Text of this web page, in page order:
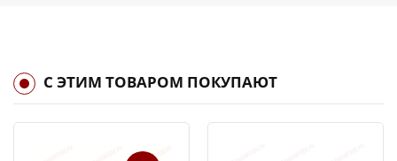
С ЭТИМ ТОВАРОМ ПОКУПАЮТ